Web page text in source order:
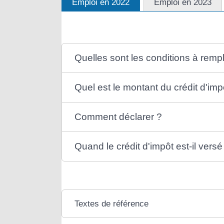
Quelles sont les conditions à
Quel est le montant du crédit
Comment déclarer ?
Quand le crédit d'impôt est-il versé
Textes de référence